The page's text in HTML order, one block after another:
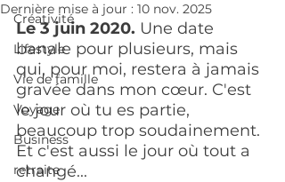
Créativité
Lifestyle
Vie de famille
Voyage
Business
retraite
Dernière mise à jour : 10 nov. 2025
Le 3 juin 2020. Une date
banale pour plusieurs, mais
qui, pour moi, restera à jamais
gravée dans mon cœur. C'est
le jour où tu es partie,
beaucoup trop soudainement.
Et c'est aussi le jour où tout a
changé...